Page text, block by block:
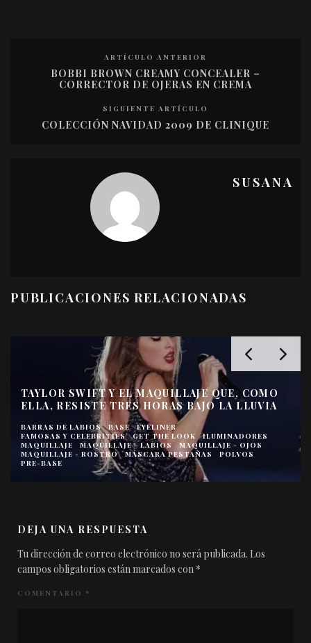
ARTÍCULO ANTERIOR
BOBBI BROWN CREAMY CONCEALER –
CORRECTOR DE OJERAS EN CREMA
SIGUIENTE ARTÍCULO
COLECCIÓN NAVIDAD 2009 DE CLINIQUE
SUSANA
PUBLICACIONES RELACIONADAS
TAYLOR SWIFT Y EL MAQUILLAJE QUE, COMO
ELLA, RESISTE TRES HORAS BAJO LA LLUVIA
BARRAS DE LABIOS BASE
EYELINER
FAMOSAS Y CELEBRITIES
GET THE LOOK
ILUMINADORES
MAQUILLAJE
MAQUILLAJE - LABIOS
MAQUILLAJE - OJOS
MAQUILLAJE - ROSTRO
MÁSCARA PESTAÑAS
POLVOS
PRE-BASE
DEJA UNA RESPUESTA
Tu dirección de correo electrónico no será publicada. Los
campos obligatorios están marcados con *
COMENTARIO *